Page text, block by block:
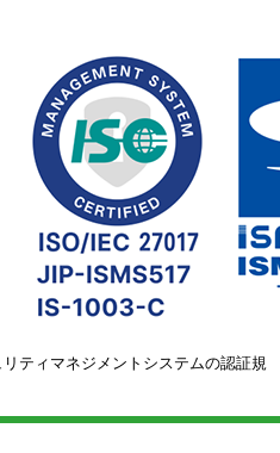
ティマネジメントシステムの認証規